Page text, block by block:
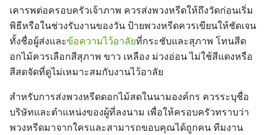
Search
for:
เคารพต่อครอบครัวเจ้าภาพ ควรส่งพวงหรีดให้ถึงวัดก่อนเริ่ม
พิธีหรือในช่วงรับงานของวัน ป้ายพวงหรีดควรเขียนให้ชัดเจน
ทั้งชื่อผู้ส่งและข้อความไว้อาลัยที่กระชับและสุภาพ โทนสีด
อกไม้ควรเลือกสีสุภาพ ขาว เหลือง ม่วงอ่อน ไม่ใช้สีแดงหรือ
สีสดจัดที่ดูไม่เหมาะสมกับงานไว้อาลัย
สำหรับการส่งพวงหรีดดอกไม้สดในนามองค์กร ควรระบุชื่อ
บริษัทและตำแหน่งของผู้ที่ลงนาม เพื่อให้ครอบครัวทราบว่า
พวงหรีดมาจากใครและสามารถขอบคุณได้ถูกคน ทีมงาน